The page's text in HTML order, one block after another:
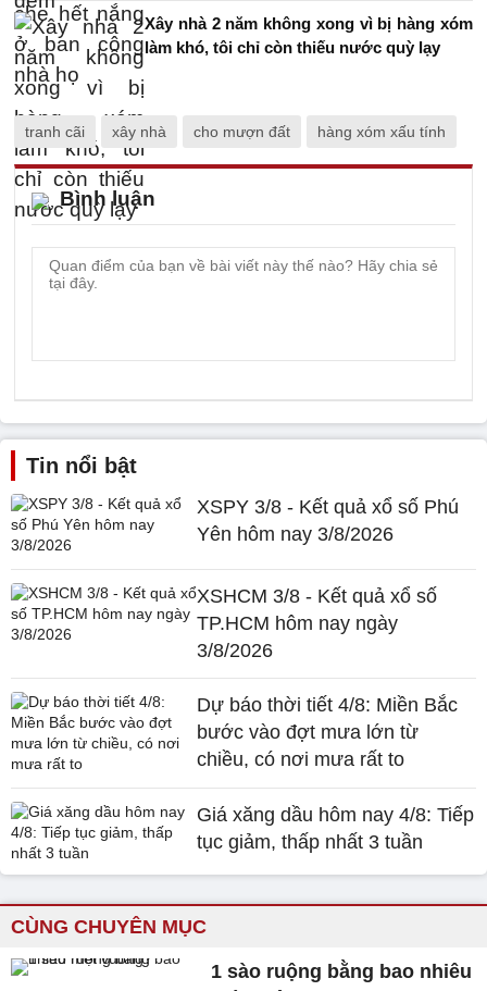
Xây nhà 2 năm không xong vì bị hàng xóm
làm khó, tôi chỉ còn thiếu nước quỳ lạy
tranh cãi xây nhà cho mượn đất hàng xóm xấu tính
Bình luận
Tin nổi bật
XSPY 3/8 - Kết quả xổ số Phú
Yên hôm nay 3/8/2026
XSHCM 3/8 - Kết quả xổ số
TP.HCM hôm nay ngày
3/8/2026
Dự báo thời tiết 4/8: Miền Bắc
bước vào đợt mưa lớn từ
chiều, có nơi mưa rất to
Giá xăng dầu hôm nay 4/8: Tiếp
tục giảm, thấp nhất 3 tuần
CÙNG CHUYÊN MỤC
1 sào ruộng bằng bao nhiêu